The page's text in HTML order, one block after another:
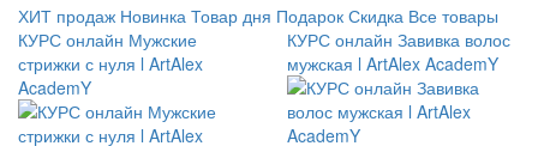
ХИТ продаж Новинка Товар дня Подарок Скидка Все товары
КУРС онлайн Мужские
стрижки с нуля l ArtAlex
AcademY
КУРС онлайн Завивка волос
мужская l ArtAlex AcademY